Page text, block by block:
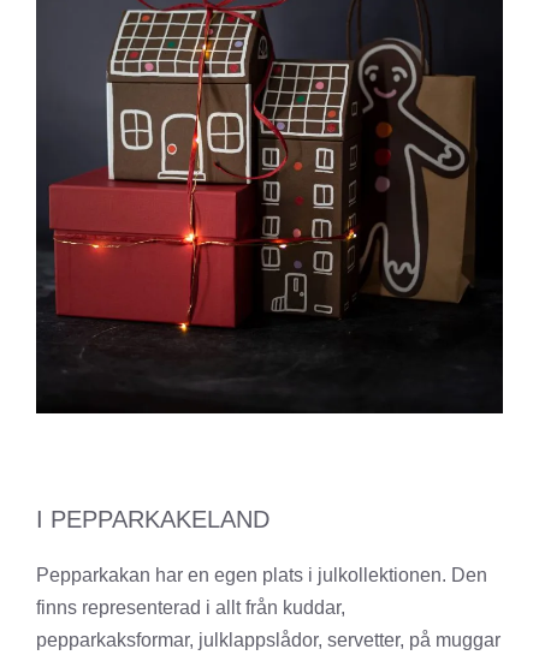
I PEPPARKAKELAND
Pepparkakan har en egen plats i julkollektionen. Den
finns representerad i allt från kuddar,
pepparkaksformar, julklappslådor, servetter, på muggar